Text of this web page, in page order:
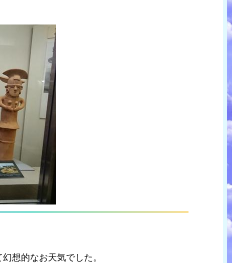
想的なお天気でした。